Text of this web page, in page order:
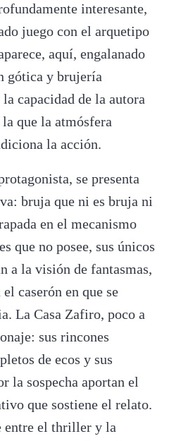
interesante,
juego con el arquetipo
aquí, engalanado
gótica y brujería
capacidad de la autora
que la atmósfera
la acción.
se presenta
bruja que ni es bruja ni
en el mecanismo
que no posee, sus únicos
a la visión de fantasmas,
caserón en que se
La Casa Zafiro, poco a
sus rincones
de ecos y sus
la sospecha aportan el
que sostiene el relato.
entre el thriller y la